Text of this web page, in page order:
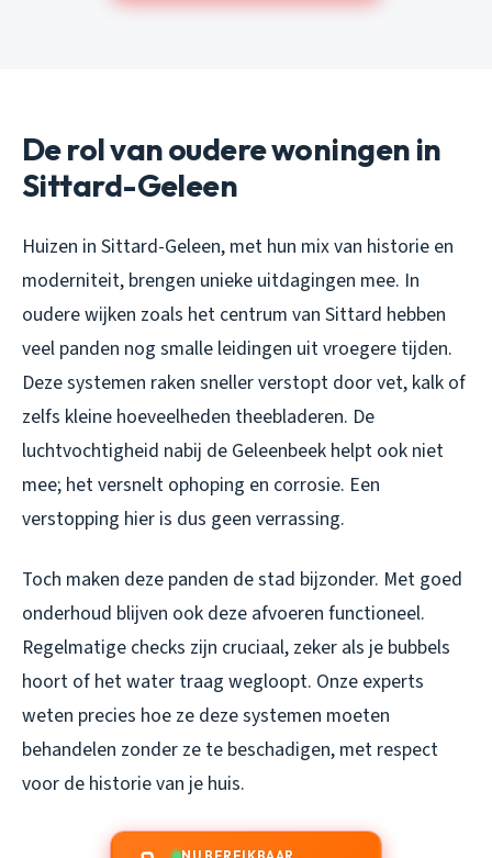
De rol van oudere woningen in
Sittard-Geleen
Huizen in Sittard-Geleen, met hun mix van historie en
moderniteit, brengen unieke uitdagingen mee. In
oudere wijken zoals het centrum van Sittard hebben
veel panden nog smalle leidingen uit vroegere tijden.
Deze systemen raken sneller verstopt door vet, kalk of
zelfs kleine hoeveelheden theebladeren. De
luchtvochtigheid nabij de Geleenbeek helpt ook niet
mee; het versnelt ophoping en corrosie. Een
verstopping hier is dus geen verrassing.
Toch maken deze panden de stad bijzonder. Met goed
onderhoud blijven ook deze afvoeren functioneel.
Regelmatige checks zijn cruciaal, zeker als je bubbels
hoort of het water traag wegloopt. Onze experts
weten precies hoe ze deze systemen moeten
behandelen zonder ze te beschadigen, met respect
voor de historie van je huis.